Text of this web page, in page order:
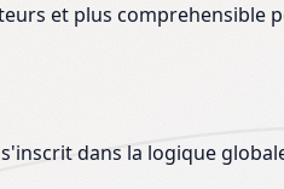
et plus comprehensible
dans la logique